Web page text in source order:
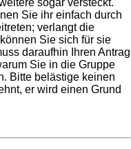
sogar versteckt.
Sie ihr einfach durch
verlangt die
Sie sich für sie
daraufhin Ihren Antrag
Sie in die Gruppe
Bitte belästige keinen
er wird einen Grund